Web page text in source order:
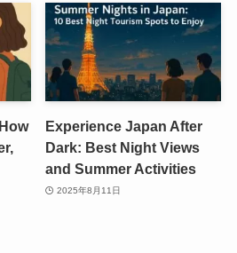
Experience Japan After
Dark: Best Night Views
and Summer Activities
2025年8月11日